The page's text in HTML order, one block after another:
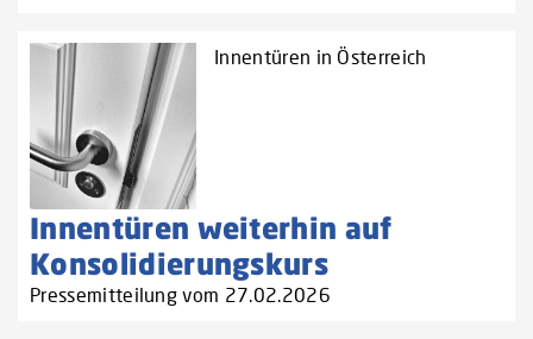
Innentüren in Österreich
Innentüren weiterhin auf
Konsolidierungskurs
Pressemitteilung vom 27.02.2026